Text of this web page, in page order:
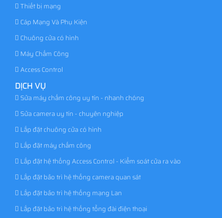
Thiết bị mạng
Cáp Mạng Và Phụ Kiện
Chuông cửa có hình
Máy Chấm Công
Access Control
DỊCH VỤ
Sửa máy chấm công uy tín - nhanh chóng
Sửa camera uy tín - chuyên nghiệp
Lắp đặt chuông cửa có hình
Lắp đặt máy chấm công
Lắp đặt hệ thống Access Control - Kiểm soát cửa ra vào
Lắp đặt bảo trì hệ thống camera quan sát
Lắp đặt bảo trì hệ thống mạng Lan
Lắp đặt bảo trì hệ thống tổng đài điện thoại